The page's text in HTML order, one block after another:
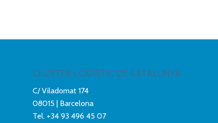
CLÚSTER LOGÍSTIC DE CATALUNYA
C/ Viladomat 174
08015 | Barcelona
Tel. +34 93 496 45 07